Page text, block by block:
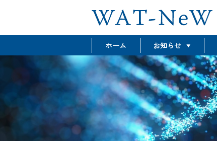
ホーム お知らせ
最新情報
グラント情報
イベント情報